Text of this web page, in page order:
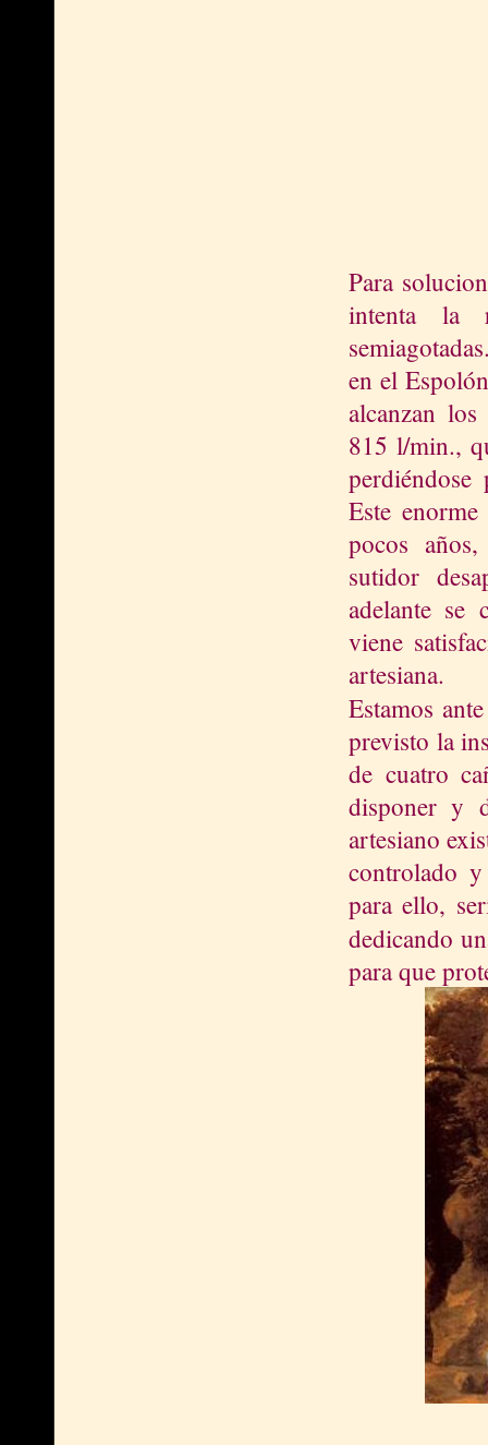
Para
intenta la
en el
alcanzan
815 l/min.,
Este
pocos
sutidor
adelante se
viene
artesiana.
Estamos
previsto la
de cuatro
disponer y
artesiano
controlado
para ello,
dedicando
para que